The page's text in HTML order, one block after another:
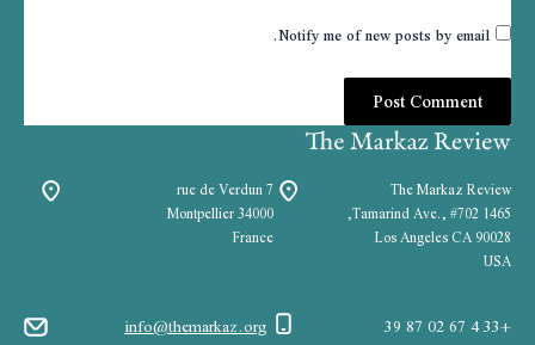
Notify me of new posts by email.
The Markaz Review
1465 Tamarind Ave., #702,
Los Angeles CA 90028
USA
7 rue de Verdun
34000 Montpellier
France
info@themarkaz.org
+33 4 67 02 87 39